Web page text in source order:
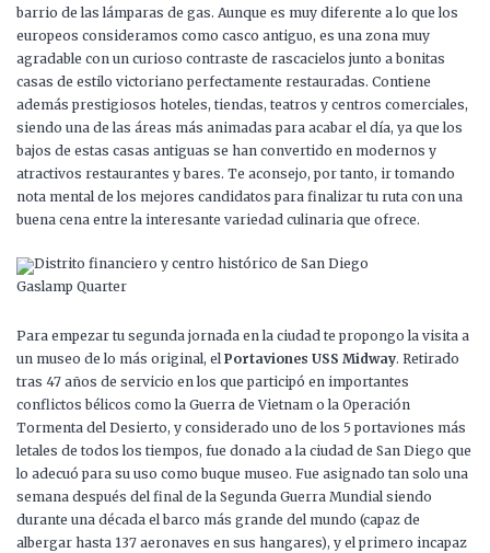
barrio de las lámparas de gas. Aunque es muy diferente a lo que los
europeos consideramos como casco antiguo, es una zona muy
agradable con un curioso contraste de rascacielos junto a bonitas
casas de estilo victoriano perfectamente restauradas. Contiene
además prestigiosos hoteles, tiendas, teatros y centros comerciales,
siendo una de las áreas más animadas para acabar el día, ya que los
bajos de estas casas antiguas se han convertido en modernos y
atractivos restaurantes y bares. Te aconsejo, por tanto, ir tomando
nota mental de los mejores candidatos para finalizar tu ruta con una
buena cena entre la interesante variedad culinaria que ofrece.
Gaslamp Quarter
Para empezar tu segunda jornada en la ciudad te propongo la visita a
un museo de lo más original, el Portaviones USS Midway. Retirado
tras 47 años de servicio en los que participó en importantes
conflictos bélicos como la Guerra de Vietnam o la Operación
Tormenta del Desierto, y considerado uno de los 5 portaviones más
letales de todos los tiempos, fue donado a la ciudad de San Diego que
lo adecuó para su uso como buque museo. Fue asignado tan solo una
semana después del final de la Segunda Guerra Mundial siendo
durante una década el barco más grande del mundo (capaz de
albergar hasta 137 aeronaves en sus hangares), y el primero incapaz